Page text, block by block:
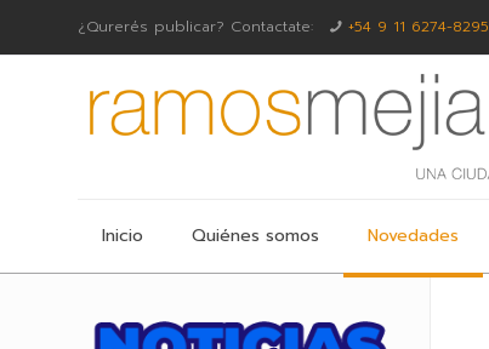
¿Qurerés publicar? Contactate: +54 9 11 6274-8295
Inicio Quiénes somos Novedades